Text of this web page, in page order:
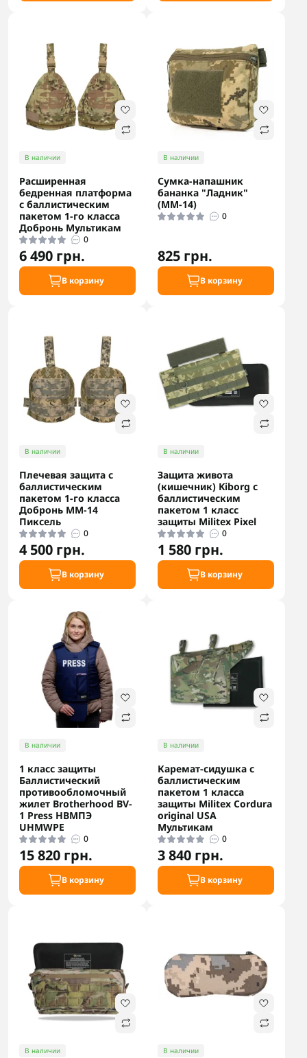
В наличии
Расширенная
бедренная платформа
с баллистическим
пакетом 1-го класса
Добронь Мультикам
0
6 490 грн.
В корзину
В наличии
Сумка-напашник
бананка "Ладник"
(ММ-14)
0
825 грн.
В корзину
В наличии
Плечевая защита с
баллистическим
пакетом 1-го класса
Добронь ММ-14
Пиксель
0
4 500 грн.
В корзину
В наличии
Защита живота
(кишечник) Kiborg с
баллистическим
пакетом 1 класс
защиты Militex Pixel
0
1 580 грн.
В корзину
В наличии
1 класс защиты
Баллистический
противообломочный
жилет Brotherhood BV-
1 Press НВМПЭ
UHMWPE
0
15 820 грн.
В корзину
В наличии
Каремат-сидушка с
баллистическим
пакетом 1 класса
защиты Militex Cordura
original USA
Мультикам
0
3 840 грн.
В корзину
В наличии В наличии